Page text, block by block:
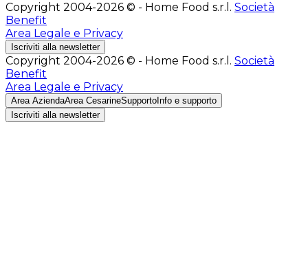
Copyright 2004-2026 © - Home Food s.r.l. Società
Benefit
Area Legale e Privacy
Iscriviti alla newsletter
Copyright 2004-2026 © - Home Food s.r.l. Società
Benefit
Area Legale e Privacy
Area AziendaArea CesarineSupporto Info e supporto
Iscriviti alla newsletter